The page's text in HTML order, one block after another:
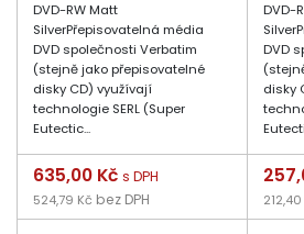
DVD-RW Matt
SilverPřepisovatelná média
DVD společnosti Verbatim
(stejně jako přepisovatelné
disky CD) využívají
technologie SERL (Super
Eutectic...
Cena
635,00 Kč s DPH
524,79 Kč bez DPH
DVD-
DVD
disky
Cena